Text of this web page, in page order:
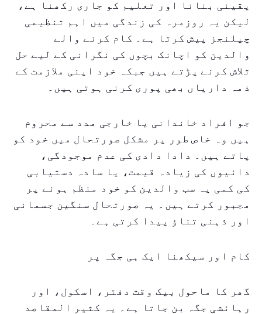
یقینی بنانا اور تعلیم کو جاری رکھنا ہے،
لیکن یہ روزمرہ کی زندگی میں اہم تنظیمی
چیلنجز پیش کرتا ہے۔ کام کرنے والے
والدین کو اچانک بچوں کی نگرانی کے لیے حل
تلاش کرنے پڑتے ہیں جبکہ خود اپنی ملازمت کے
ذمہ داریاں بھی پوری کرنی ہوتی ہیں۔
جو افراد خاندانی یا خارجی مدد سے محروم
ہیں وہ خاص طور پر مشکل صورتحال میں خود کو
پاتے ہیں۔ دادا دادی کی عدم موجودگی،
دائیوں کی زیادہ قیمت، یا سادہ دستیابی
کی کمی یہ سب والدین کو خود منظم ہونے پر
مجبور کرتے ہیں۔ یہ صورتحال سنگین جسمانی
اور ذہنی تناؤ پیدا کرتی ہے۔
کام اور سیکھنا ایک ہی جگہ پر
گھر کا ماحول بیک وقت دفتر، اسکول، اور
رہائشی جگہ بن جاتا ہے۔ یہ کثیر المقاصد